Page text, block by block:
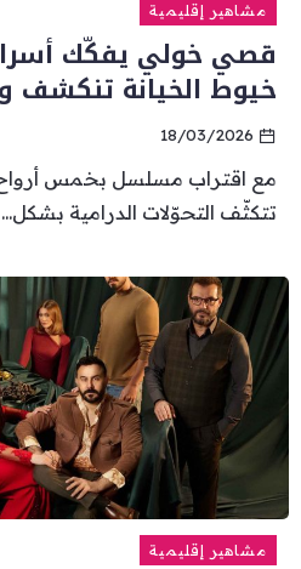
مشاهير إقليمية
قصي خولي يفكّك
خيوط الخيانة تنكشف
18/03/2026
مع اقتراب مسلسل بخمس
تتكثّف التحوّلات الدرامية بشكل...
مشاهير إقليمية